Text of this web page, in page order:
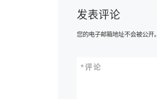
发表评论
您的电子邮箱地址不会被公开。
评论
*